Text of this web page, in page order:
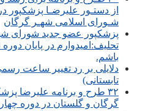
شـورای اسلامی شهـر گرگان
پزشکپور عضو جدید شورای
تحلیف:امیدوارم در پایان
باشم.
دلایلی بر رد تغییر ساعت
تابستانی)
۳۲ طرح و برنامه علیرضا
گرگان و گلستان در دوره